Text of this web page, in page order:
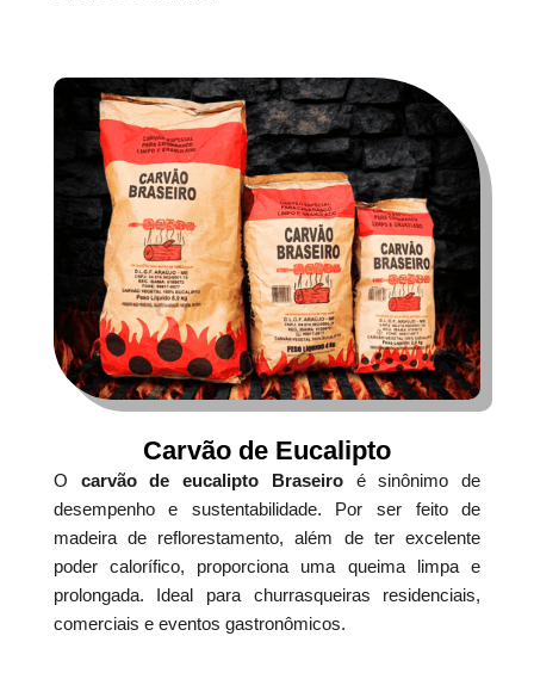
Carvão de Eucalipto
O carvão de eucalipto Braseiroé sinônimo de
desempenho e sustentabilidade. Por ser feito de
madeira de reflorestamento, além de ter excelente
poder calorífico, proporciona uma queima limpa e
prolongada. Ideal para churrasqueiras residenciais,
comerciais e eventos gastronômicos.